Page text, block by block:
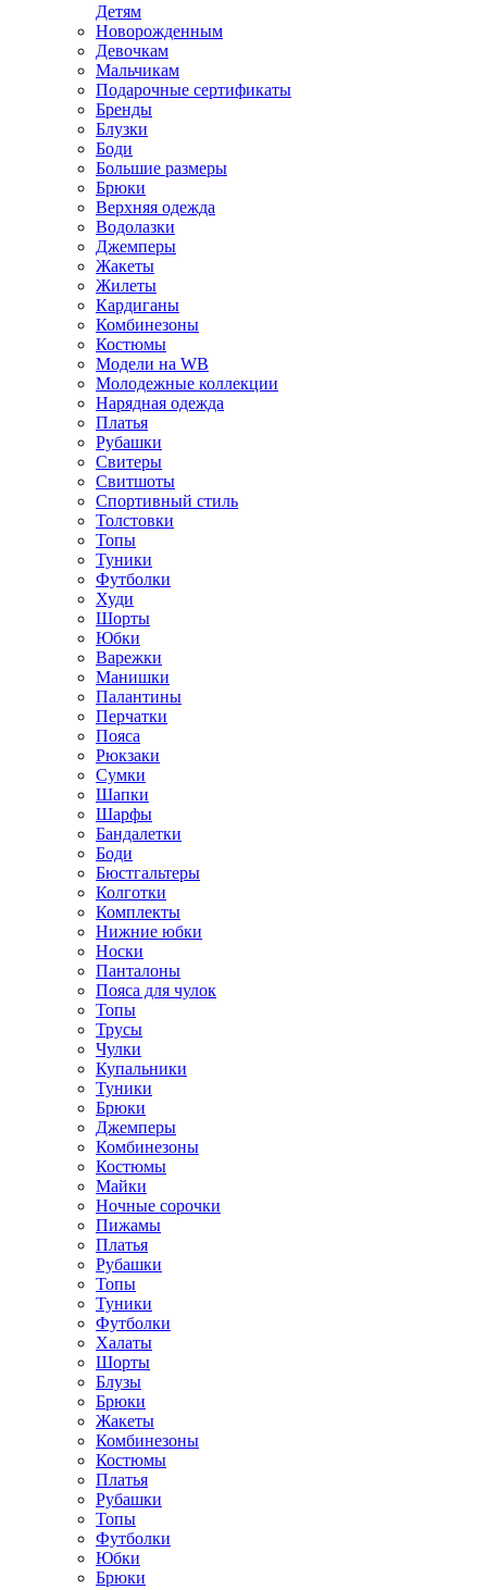
Детям
Новорожденным
Девочкам
Мальчикам
Подарочные сертификаты
Бренды
Блузки
Боди
Большие размеры
Брюки
Верхняя одежда
Водолазки
Джемперы
Жакеты
Жилеты
Кардиганы
Комбинезоны
Костюмы
Модели на WB
Молодежные коллекции
Нарядная одежда
Платья
Рубашки
Свитеры
Свитшоты
Спортивный стиль
Толстовки
Топы
Туники
Футболки
Худи
Шорты
Юбки
Варежки
Манишки
Палантины
Перчатки
Пояса
Рюкзаки
Сумки
Шапки
Шарфы
Бандалетки
Боди
Бюстгальтеры
Колготки
Комплекты
Нижние юбки
Носки
Панталоны
Поясa для чулок
Топы
Трусы
Чулки
Купальники
Туники
Брюки
Джемперы
Комбинезоны
Костюмы
Майки
Ночные сорочки
Пижамы
Платья
Рубашки
Топы
Туники
Футболки
Халаты
Шорты
Блузы
Брюки
Жакеты
Комбинезоны
Костюмы
Платья
Рубашки
Топы
Футболки
Юбки
Брюки